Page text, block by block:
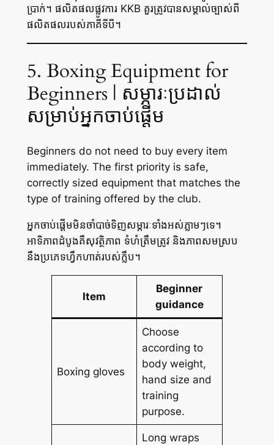
ប្រាក់។ ផលិតផលផ្លូវការ KKB គួរត្រូវបានសម្គាល់ច្បាស់ពី
ផលិតផលរបស់ភាគីទីបី។
5. Boxing Equipment for
Beginners | សម្ភារៈប្រដាល់
សម្រាប់អ្នកចាប់ផ្តើម
Beginners do not need to buy every item
immediately. The first priority is safe,
correctly sized equipment that matches the
type of training offered by the club.
អ្នកចាប់ផ្តើមមិនចាំបាច់ទិញសម្ភារៈទាំងអស់ភ្លាមៗទេ។
អាទិភាពដំបូងគឺសុវត្ថិភាព ទំហំត្រឹមត្រូវ និងភាពសមស្រប
នឹងប្រភេទហ្វឹកហាត់របស់ក្លឹប។
Item
Beginner
guidance
Boxing gloves
Choose
according to
body weight,
hand size and
training
purpose.
Long wraps